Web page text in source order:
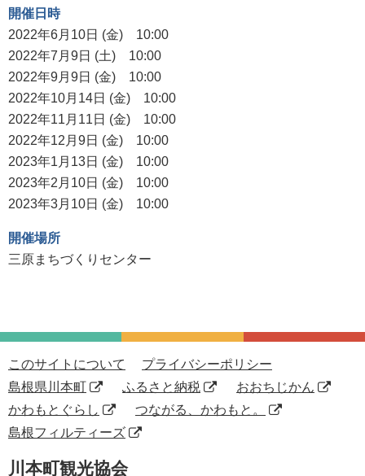
位
置:
開催日時
2022年6月10日 (金) 10:00
2022年7月9日 (土) 10:00
2022年9月9日 (金) 10:00
2022年10月14日 (金) 10:00
2022年11月11日 (金) 10:00
2022年12月9日 (金) 10:00
2023年1月13日 (金) 10:00
2023年2月10日 (金) 10:00
2023年3月10日 (金) 10:00
開催場所
三原まちづくりセンター
このサイトについて
プライバシーポリシー
島根県川本町
ふるさと納税
おおちじかん
かわもとぐらし
つながる、かわもと。
島根フィルティーズ
川本町観光協会